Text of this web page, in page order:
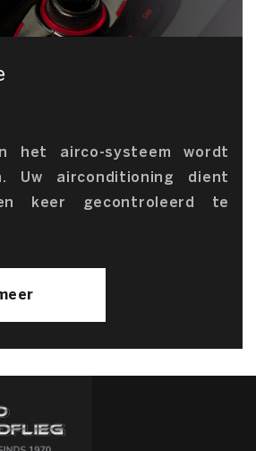
het airco-systeem wordt
Uw airconditioning dient
keer gecontroleerd te